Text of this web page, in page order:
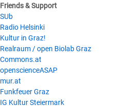
Friends & Support
SUb
Radio Helsinki
Kultur in Graz!
Realraum / open Biolab Graz
Commons.at
openscienceASAP
mur.at
Funkfeuer Graz
IG Kultur Steiermark